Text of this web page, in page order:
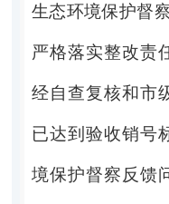
生态环境保护督
严格落实整改责
经自查复核和市
已达到验收销号
境保护督察反馈